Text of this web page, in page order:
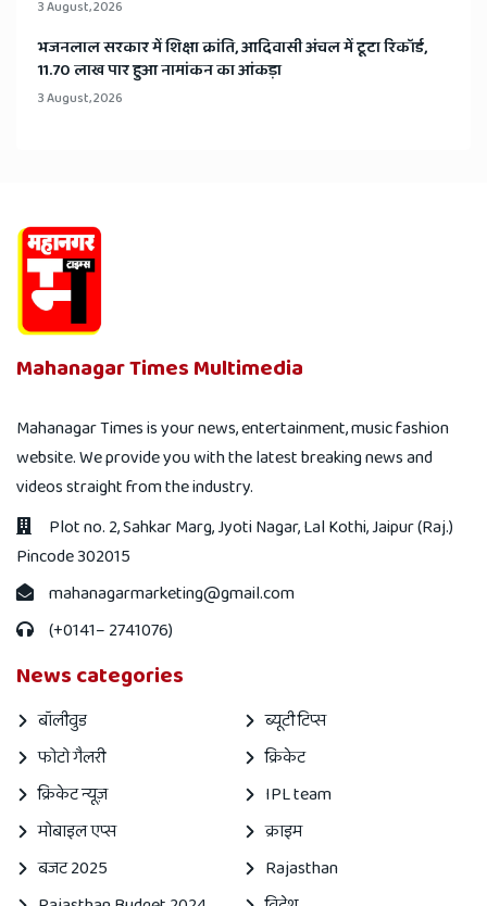
3 August, 2026
भजनलाल सरकार में शिक्षा क्रांति, आदिवासी अंचल में टूटा रिकॉर्ड,
11.70 लाख पार हुआ नामांकन का आंकड़ा
3 August, 2026
Mahanagar Times Multimedia
Mahanagar Times is your news, entertainment, music fashion
website. We provide you with the latest breaking news and
videos straight from the industry.
Plot no. 2, Sahkar Marg, Jyoti Nagar, Lal Kothi, Jaipur (Raj.)
Pincode 302015
mahanagarmarketing@gmail.com
(+0141– 2741076)
News categories
बॉलीवुड
ब्यूटी टिप्स
फोटो गैलरी
क्रिकेट
क्रिकेट न्यूज़
IPL team
मोबाइल एप्स
क्राइम
बजट 2025
Rajasthan